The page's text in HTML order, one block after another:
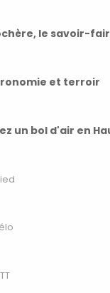
le savoir-
et terroir
un bol d'air en